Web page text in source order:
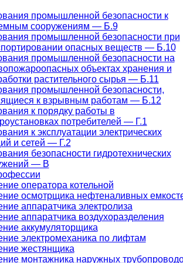
промышленной безопасности к
сооружениям — Б.9
промышленной безопасности при
опасных веществ — Б.10
промышленной безопасности на
объектах хранения и
растительного сырья — Б.11
промышленной безопасности,
к взрывным работам — Б.12
к порядку работы в
потребителей — Г.1
к эксплуатации электрических
и сетей — Г.2
безопасности гидротехнических
— В
оператора котельной
осмотрщика нефтеналивных
аппаратчика электролиза
аппаратчика воздухоразделения
аккумуляторщика
электромеханика по лифтам
жестянщика
монтажника наружных